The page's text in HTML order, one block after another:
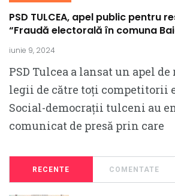
PSD TULCEA, apel public pentru
“Fraudă electorală în comuna
iunie 9, 2024
PSD Tulcea a lansat un apel de
legii de către toți competitorii
Social-democrații tulceni au
comunicat de presă prin care
RECENTE COMENTATE